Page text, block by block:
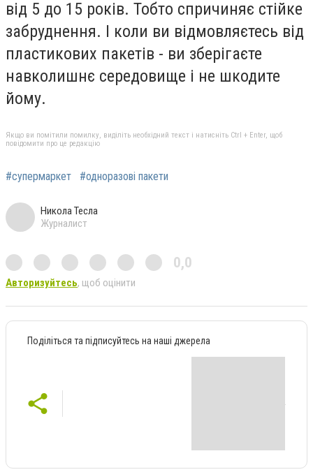
від 5 до 15 років. Тобто спричиняє стійке
забруднення. І коли ви відмовляєтесь від
пластикових пакетів - ви зберігаєте
навколишнє середовище і не шкодите
йому.
Якщо ви помітили помилку, виділіть необхідний текст і натисніть Ctrl + Enter, щоб
повідомити про це редакцію
#супермаркет #одноразові пакети
Никола Тесла
Журналист
0,0
Авторизуйтесь, щоб оцінити
Поділіться та підписуйтесь на наші джерела